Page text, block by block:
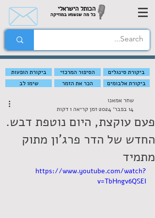
הכותל הישראלי
כל מה שנשמע במוזיקה
ביקורת הופעות הסיפור המרכזי
ביקורת סינגלים
שימו לב
הכר את הזמר ביקורת אלבומים
פעם עוקצת, היום נוטפת דבש.
החדש של הדר פרג'ון מתוק
מתמיד
שחר אמאנו
14 בפבר׳ 2024
זמן קריאה 1 דקות
https://www.youtube.com/watch?
v=TbHngv6QSEI